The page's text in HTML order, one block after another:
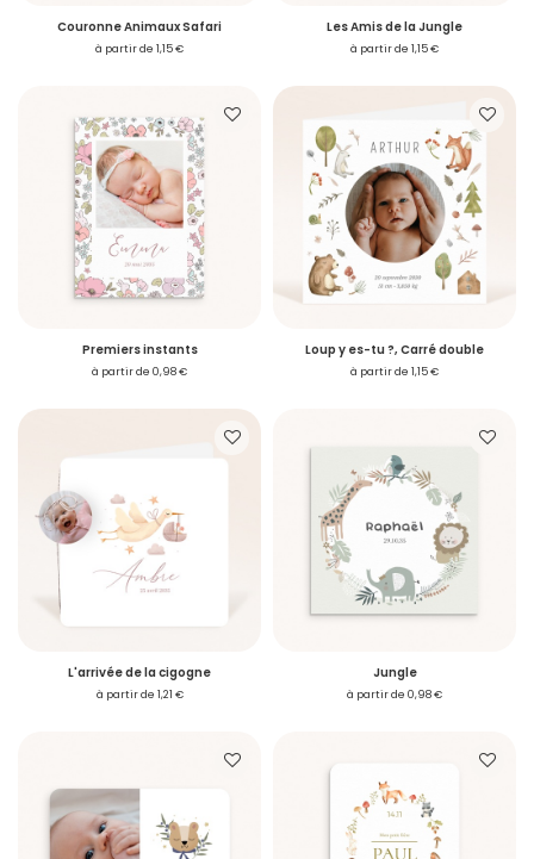
Couronne Animaux Safari
à partir de 1,15 €
Les Amis de la Jungle
à partir de 1,15 €
Premiers instants
à partir de 0,98 €
Loup y es-tu ?, Carré double
à partir de 1,15 €
L'arrivée de la cigogne
à partir de 1,21 €
Jungle
à partir de 0,98 €